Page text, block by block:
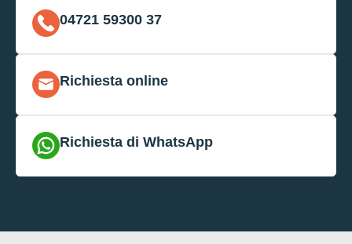
04721 59300 37
Richiesta online
Richiesta di WhatsApp